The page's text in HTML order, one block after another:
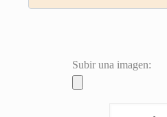
Subir una imagen: